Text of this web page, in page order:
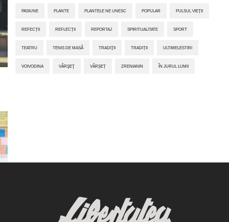
PASIUNE PLANTE PLANTELE NE UNESC POPULAR PULSUL VIEȚII
REFECȚII REFLECȚII REPORTAJ SPIRITUALITATE SPORT
TEATRU TENIS DE MASĂ TRADIŢII TRADIȚII ULTIMELESTIRI
VOIVODINA VÂRŞEŢ VÂRȘEȚ ZRENIANIN ÎN JURUL LUMII